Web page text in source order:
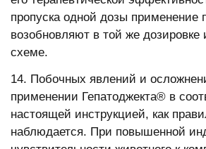
пропуска одной дозы применение
возобновляют в той же дозировке
схеме.
14. Побочных явлений и
применении Гепатоджекта® в
настоящей инструкцией, как
наблюдается. При повышенной